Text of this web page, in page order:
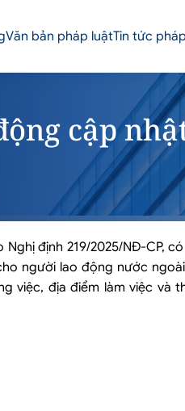
Văn bản pháp luậtTin tức
cập
định 219/2025/NĐ-CP,
người lao động nước
việc, địa điểm làm việc và